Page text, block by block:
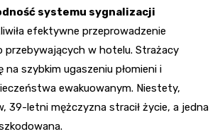
systemu sygnalizacji
efektywne przeprowadzenie
przebywających w hotelu. Strażacy
szybkim ugaszeniu płomieni i
ewakuowanym. Niestety,
39-letni mężczyzna stracił życie, a jedna